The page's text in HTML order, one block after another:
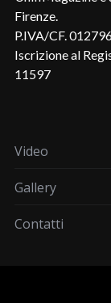
Firenze.
P.IVA/CF.
Iscrizione al
11597
Video
Gallery
Contatti